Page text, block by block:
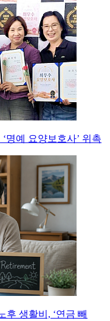
명예 요양보호사’ 위촉
후 생활비, ‘연금 빼